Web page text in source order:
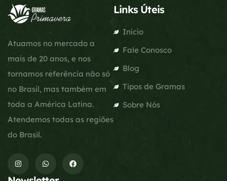
Atuamos no mercado a
mais de 20 anos, e nos
tornamos referência não só
no Brasil, mas também em
toda a América Latina.
Atendemos todas as regiões
do Brasil.
Links Úteis
Início
Fale Conosco
Blog
Tipos de Gramas
Sobre Nós